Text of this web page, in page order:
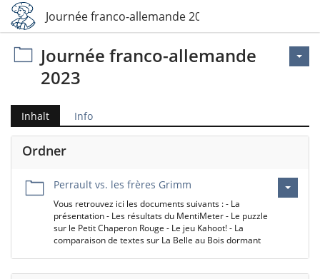
Journée franco-allemande 2023
Journée franco-allemande
2023
Inhalt Info
Ordner
Perrault vs. les frères Grimm
Vous retrouvez ici les documents suivants : - La
présentation - Les résultats du MentiMeter - Le puzzle
sur le Petit Chaperon Rouge - Le jeu Kahoot! - La
comparaison de textes sur La Belle au Bois dormant